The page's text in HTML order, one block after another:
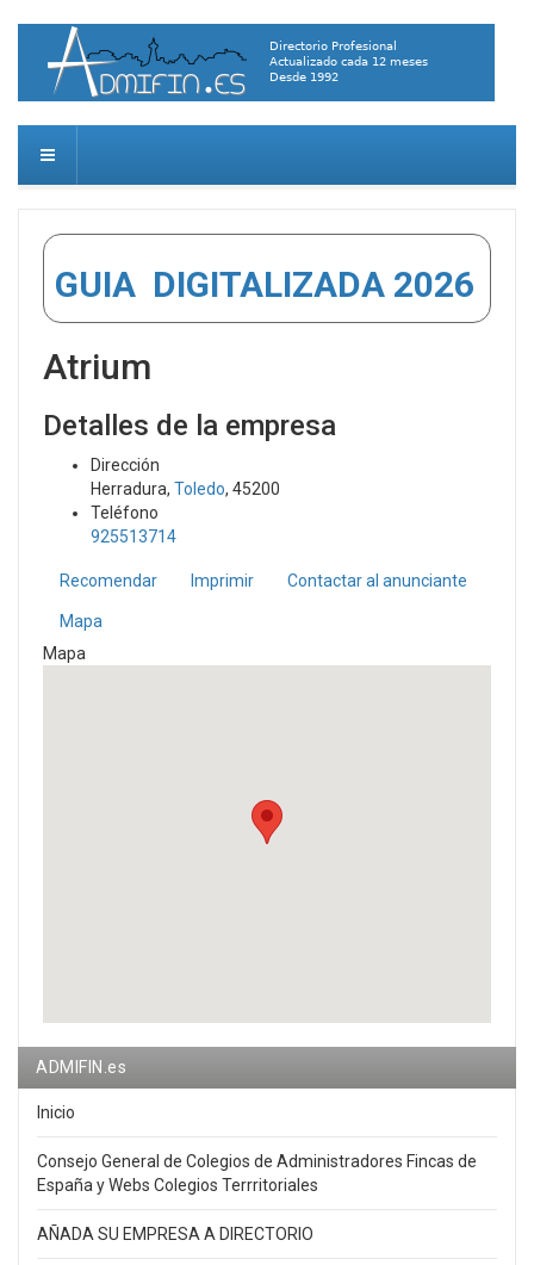
GUIA DIGITALIZADA 2026
Atrium
Detalles de la empresa
Dirección
Herradura, Toledo, 45200
Teléfono
925513714
Recomendar Imprimir Contactar al anunciante
Mapa
Mapa
ADMIFIN.es
Inicio
Consejo General de Colegios de Administradores Fincas de
España y Webs Colegios Terrritoriales
AÑADA SU EMPRESA A DIRECTORIO